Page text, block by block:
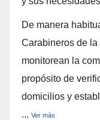
De manera
Carabineros de la
monitorean la
propósito de
domicilios y
... Ver más